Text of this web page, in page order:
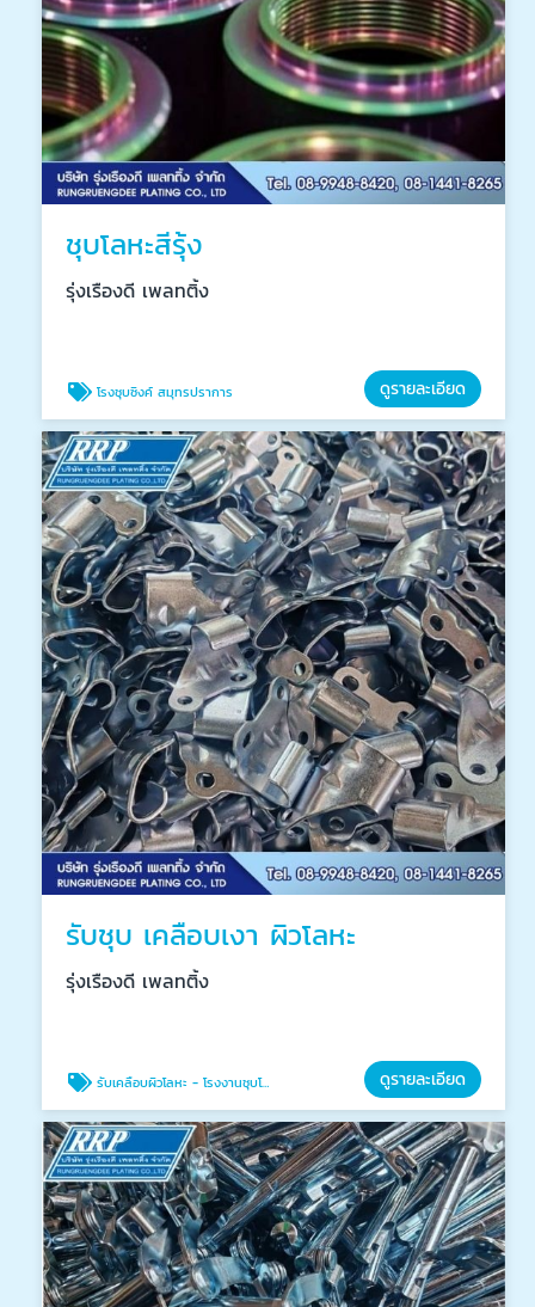
ชุบโลหะสีรุ้ง
รุ่งเรืองดี เพลทติ้ง
โรงชุบซิงค์ สมุทรปราการ ดูรายละเอียด
รับชุบ เคลือบเงา ผิวโลหะ
รุ่งเรืองดี เพลทติ้ง
รับเคลือบผิวโลหะ - โรงงานชุบโลหะ ดูรายละเอียด